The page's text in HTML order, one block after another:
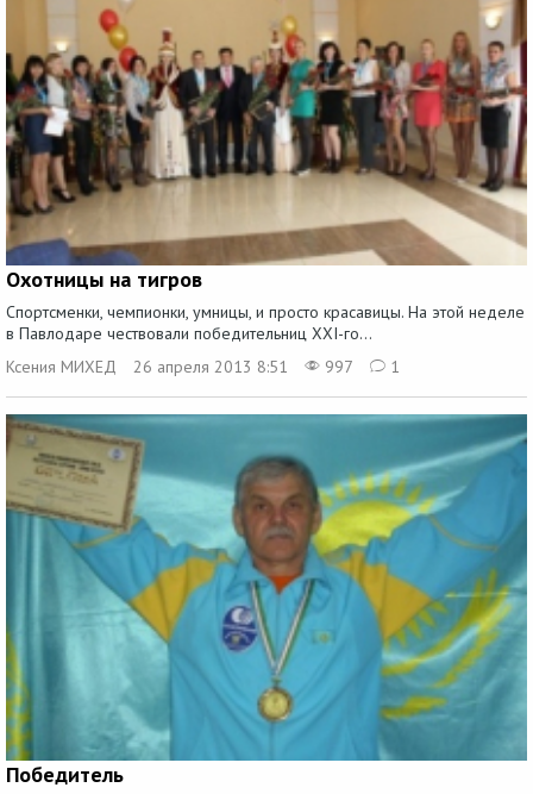
Охотницы на тигров
Спортсменки, чемпионки, умницы, и просто красавицы. На этой неделе
в Павлодаре чествовали победительниц ХХI-го...
Ксения МИХЕД
26 апреля 2013 8:51 997 1
Победитель